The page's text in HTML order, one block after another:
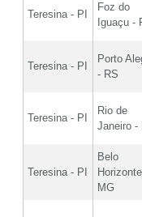
Teresina - PI
Foz do
Iguaçu -
Teresina - PI
Porto
- RS
Teresina - PI
Rio de
Janeiro -
Teresina - PI
Belo
MG